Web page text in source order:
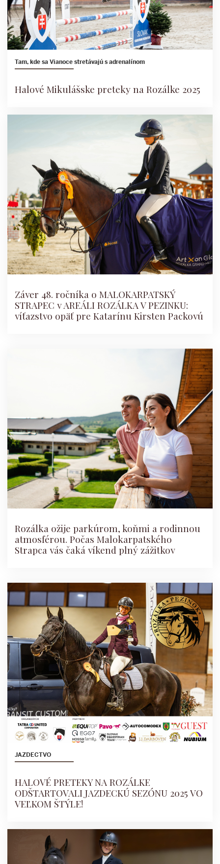
Tam, kde sa Vianoce stretávajú s adrenalínom
Halové Mikulášske preteky na Rozálke 2025
Záver 48. ročníka o MALOKARPATSKÝ
STRAPEC v AREÁLI ROZÁLKA V PEZINKU:
víťazstvo opäť pre Katarínu Kirsten Packovú
Rozálka ožije parkúrom, koňmi a rodinnou
atmosférou. Počas Malokarpatského
Strapca vás čaká víkend plný zážitkov
JAZDECTVO
HALOVÉ PRETEKY NA ROZÁLKE
ODŠTARTOVALI JAZDECKÚ SEZÓNU 2025 VO
VEĽKOM ŠTÝLE!